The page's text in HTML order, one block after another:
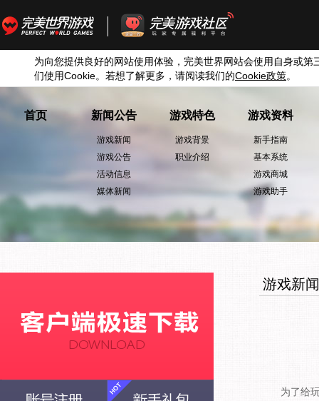
为向您提供良好的网站使用体验，完美世界网站会使用自身或第
们使用Cookie。若想了解更多，请阅读我们的Cookie政策。
首页 新闻公告
游戏新闻
游戏公告
活动信息
媒体新闻
游戏特色
游戏背景
职业介绍
游戏资料
新手指南
基本系统
游戏商城
游戏助手
游戏新闻
为了给